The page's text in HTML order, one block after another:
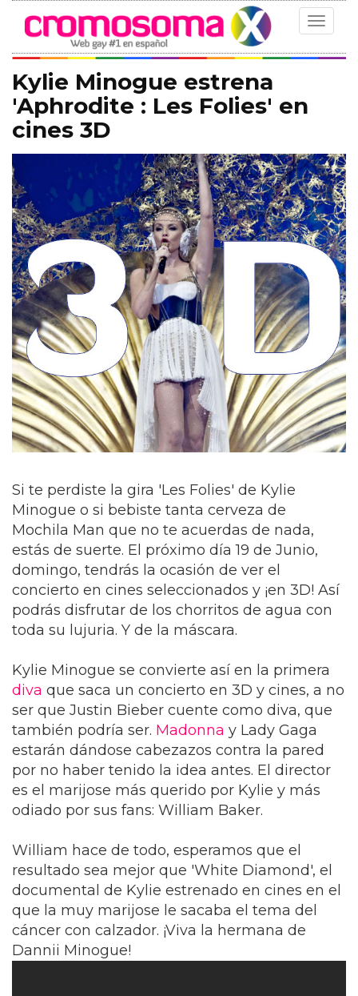
Toggle
Kylie Minogue estrena
'Aphrodite : Les Folies' en
cines 3D
Si te perdiste la gira 'Les Folies' de Kylie
Minogue o si bebiste tanta cerveza de
Mochila Man que no te acuerdas de nada,
estás de suerte. El próximo día 19 de Junio,
domingo, tendrás la ocasión de ver el
concierto en cines seleccionados y ¡en 3D! Así
podrás disfrutar de los chorritos de agua con
toda su lujuria. Y de la máscara.
Kylie Minogue se convierte así en la primera
diva que saca un concierto en 3D y cines, a no
ser que Justin Bieber cuente como diva, que
también podría ser. Madonna y Lady Gaga
estarán dándose cabezazos contra la pared
por no haber tenido la idea antes. El director
es el marijose más querido por Kylie y más
odiado por sus fans: William Baker.
William hace de todo, esperamos que el
resultado sea mejor que 'White Diamond', el
documental de Kylie estrenado en cines en el
que la muy marijose le sacaba el tema del
cáncer con calzador. ¡Viva la hermana de
Dannii Minogue!